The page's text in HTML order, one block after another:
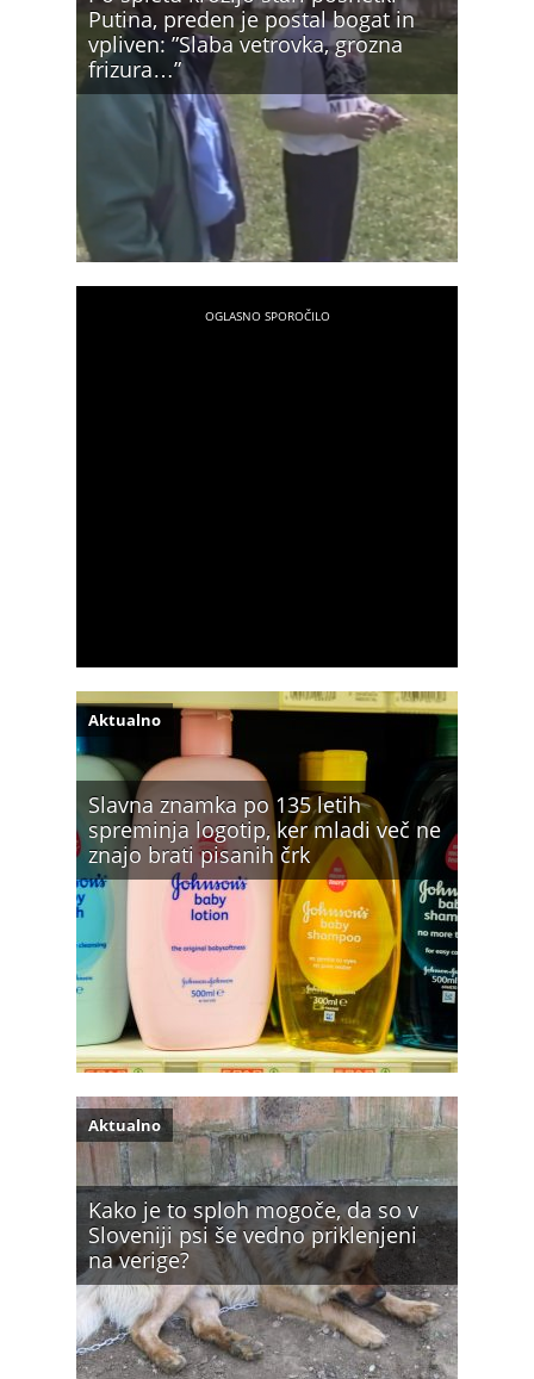
Putina, preden je postal bogat in
vpliven: ”Slaba vetrovka, grozna
frizura…”
Slavna znamka po 135 letih
spreminja logotip, ker mladi več ne
znajo brati pisanih črk
Aktualno
Kako je to sploh mogoče, da so v
Sloveniji psi še vedno priklenjeni
na verige?
Aktualno